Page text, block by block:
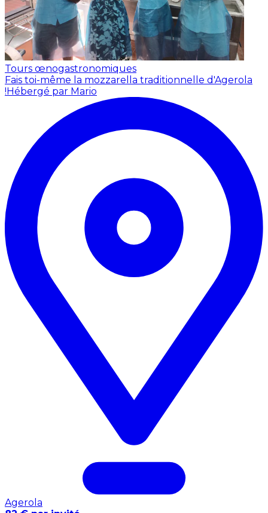
Tours œnogastronomiques
Fais toi-même la mozzarella traditionnelle d'Agerola
! Hébergé par Mario
Agerola